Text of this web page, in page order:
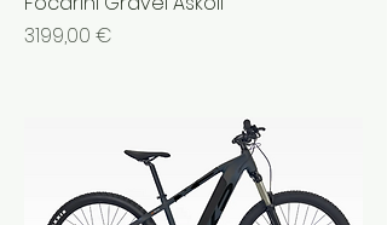
Prezzo
3199,00 €